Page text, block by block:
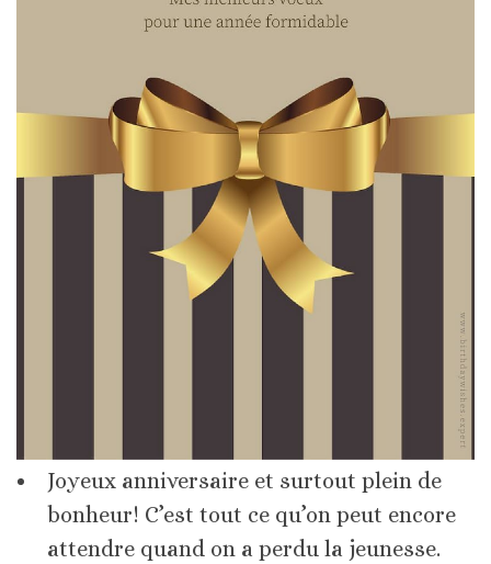
Joyeux anniversaire et surtout plein de
bonheur! C’est tout ce qu’on peut encore
attendre quand on a perdu la jeunesse.